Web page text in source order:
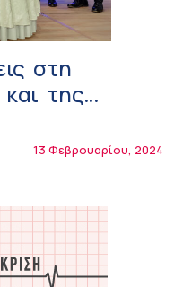
στη
της
13 Φεβρουαρίου, 2024